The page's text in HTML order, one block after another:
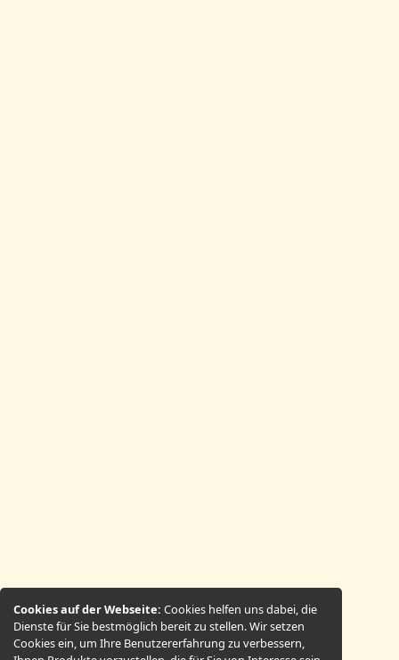
Cookies auf der Webseite:Cookies helfen uns dabei, die
Dienste für Sie bestmöglich bereit zu stellen. Wir setzen
Cookies ein, um Ihre Benutzererfahrung zu verbessern,